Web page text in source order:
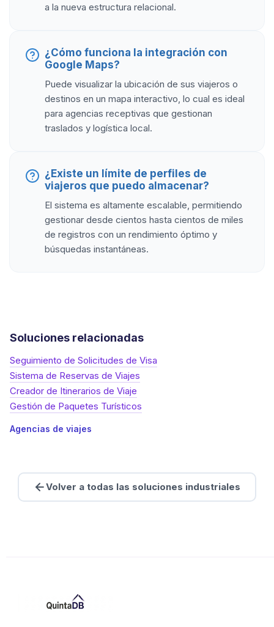
a la nueva estructura relacional.
¿Cómo funciona la integración con
Google Maps?
Puede visualizar la ubicación de sus viajeros o
destinos en un mapa interactivo, lo cual es ideal
para agencias receptivas que gestionan
traslados y logística local.
¿Existe un límite de perfiles de
viajeros que puedo almacenar?
El sistema es altamente escalable, permitiendo
gestionar desde cientos hasta cientos de miles
de registros con un rendimiento óptimo y
búsquedas instantáneas.
Soluciones relacionadas
Seguimiento de Solicitudes de Visa
Sistema de Reservas de Viajes
Creador de Itinerarios de Viaje
Gestión de Paquetes Turísticos
Agencias de viajes
Volver a todas las soluciones industriales